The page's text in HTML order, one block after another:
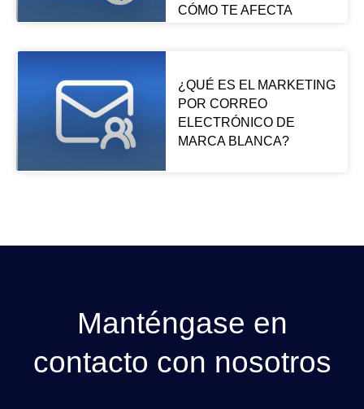
CÓMO TE AFECTA
¿QUÉ ES EL MARKETING
POR CORREO
ELECTRÓNICO DE
MARCA BLANCA?
Manténgase en
contacto con nosotros